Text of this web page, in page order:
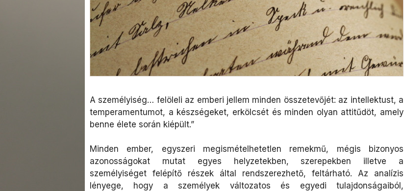
A személyiség… felöleli az emberi jellem minden összetevőjét: az intellektust, a
temperamentumot, a készségeket, erkölcsét és minden olyan attitűdöt, amely
benne élete során kiépült.”
Minden ember, egyszeri megismételhetetlen remekmű, mégis bizonyos
azonosságokat mutat egyes helyzetekben, szerepekben illetve a
személyiséget felépítő részek által rendszerezhető, feltárható. Az analízis
lényege, hogy a személyek változatos és egyedi tulajdonságaiból,